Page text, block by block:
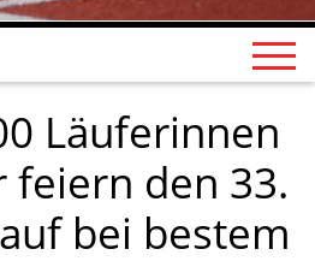
Läuferinnen
feiern den 33.
bei bestem